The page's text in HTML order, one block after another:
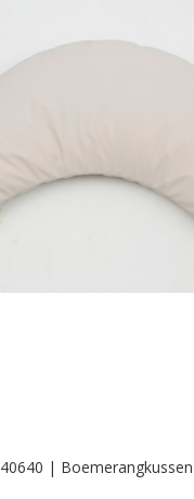
40640 | Boemerangkussen